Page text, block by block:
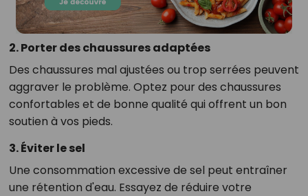
2. Porter des chaussures adaptées
Des chaussures mal ajustées ou trop serrées peuvent
aggraver le problème. Optez pour des chaussures
confortables et de bonne qualité qui offrent un bon
soutien à vos pieds.
3. Éviter le sel
Une consommation excessive de sel peut entraîner
une rétention d'eau. Essayez de réduire votre